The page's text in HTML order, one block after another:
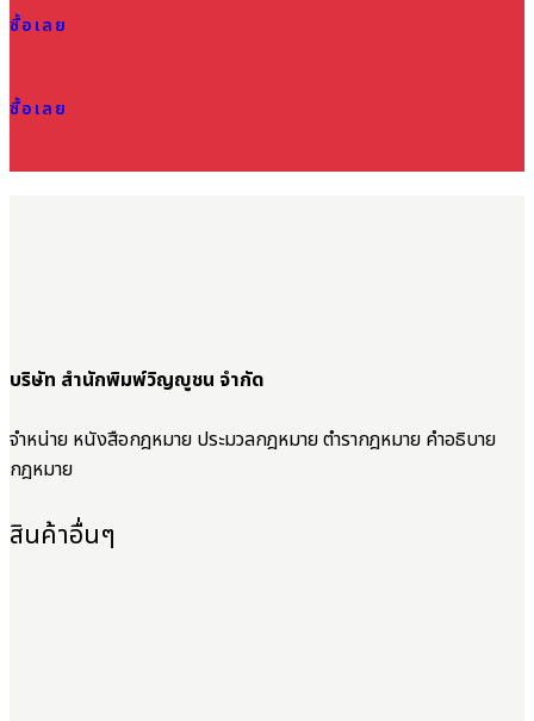
ซื้อเลย
ซื้อเลย
บริษัท สำนักพิมพ์วิญญูชน จำกัด
จำหน่าย หนังสือกฎหมาย ประมวลกฎหมาย ตำรากฎหมาย คำอธิบาย
กฎหมาย
สินค้าอื่นๆ